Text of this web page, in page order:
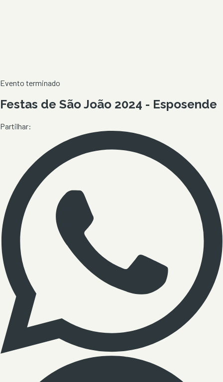
Evento terminado
Festas de São João 2024 - Esposende
Partilhar: